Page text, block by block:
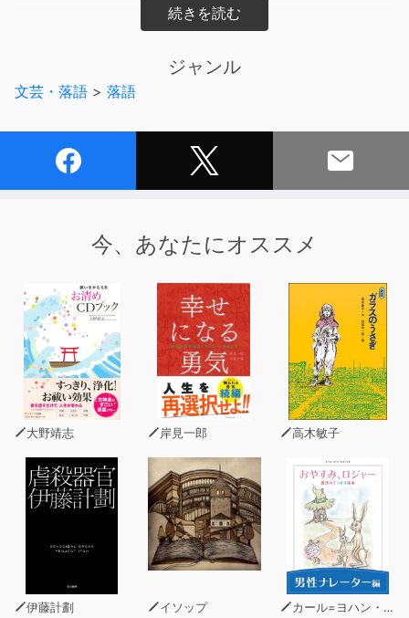
お芝居の世界ではあるオーディションを落語の世界でどう
ガラスの仮面愛が たっぷり詰まった作品
ジャンル
文芸・落語 > 落語
今、あなたにオススメ
大野靖志 岸見一郎 高木敏子
伊藤計劃 イソップ カール=ヨハン・エリーン